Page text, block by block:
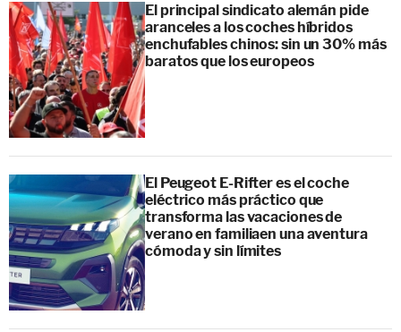
El principal sindicato alemán pide
aranceles a los coches híbridos
enchufables chinos: sin un 30% más
baratos que los europeos
El Peugeot E-Rifter es el coche
eléctrico más práctico que
transforma las vacaciones de
verano en familiaen una aventura
cómoda y sin límites